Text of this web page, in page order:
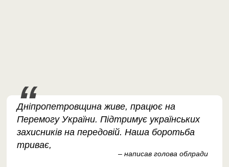
Дніпропетровщина живе, працює на
Перемогу України. Підтримує українських
захисників на передовій. Наша боротьба
триває,
– написав голова облради